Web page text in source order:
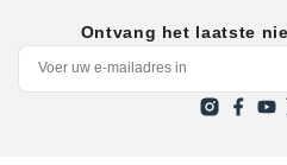
Ontvang het laatste